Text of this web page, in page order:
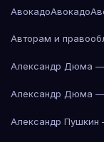
АвокадоАвокадо
Авторам и
Александр Дюма —
Александр Дюма
Александр Пушкин